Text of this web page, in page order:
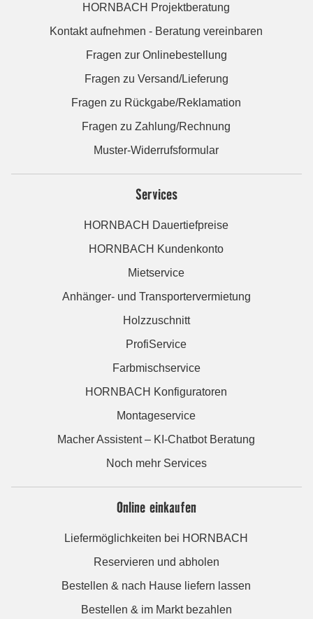
HORNBACH Projektberatung
Kontakt aufnehmen - Beratung vereinbaren
Fragen zur Onlinebestellung
Fragen zu Versand/Lieferung
Fragen zu Rückgabe/Reklamation
Fragen zu Zahlung/Rechnung
Muster-Widerrufsformular
Services
HORNBACH Dauertiefpreise
HORNBACH Kundenkonto
Mietservice
Anhänger- und Transportervermietung
Holzzuschnitt
ProfiService
Farbmischservice
HORNBACH Konfiguratoren
Montageservice
Macher Assistent – KI-Chatbot Beratung
Noch mehr Services
Online einkaufen
Liefermöglichkeiten bei HORNBACH
Reservieren und abholen
Bestellen & nach Hause liefern lassen
Bestellen & im Markt bezahlen